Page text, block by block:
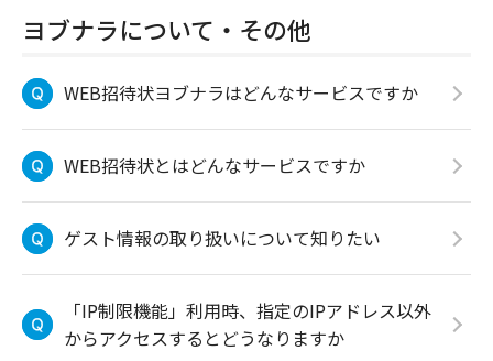
ヨブナラについて・その他
WEB招待状ヨブナラはどんなサービスですか
WEB招待状とはどんなサービスですか
ゲスト情報の取り扱いについて知りたい
「IP制限機能」利用時、指定のIPアドレス以外
からアクセスするとどうなりますか